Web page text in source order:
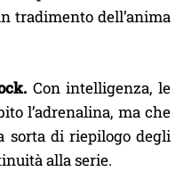
tradimento dell’anima
Con intelligenza, le
l’adrenalina, ma che
sorta di riepilogo degli
alla serie.